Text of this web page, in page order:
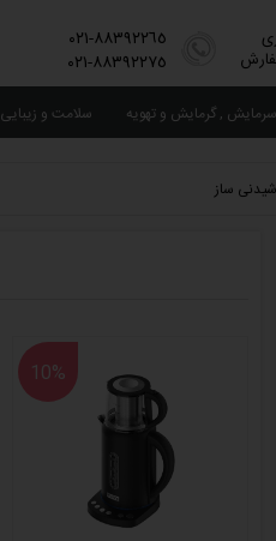
٨٨٣٩٢٢٦٥-٠٢١
٨٨٣٩٢٢٧٥-٠٢١
سرمایش , گرمایش و تهویه سلامت و زیبایی
ساز
10%